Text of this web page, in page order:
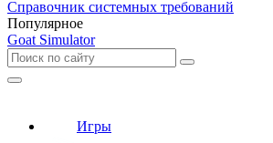
Справочник системных требований
Популярное
Goat Simulator
Игры